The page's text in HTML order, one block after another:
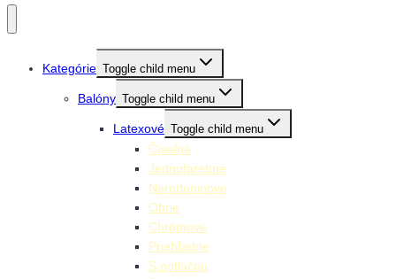
Kategórie Toggle child menu
Balóny Toggle child menu
Latexové Toggle child menu
Číselné
Jednofarebné
Narodeninové
Obrie
Chrómové
Priehľadné
S potlačou